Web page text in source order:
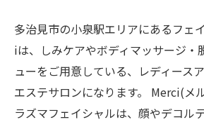
多治見市の小泉駅エリアにあるフェ
iは、しみケアやボディマッサージ・
ューをご用意している、レディース
エステサロンになります。 Merci(メ
ラズマフェイシャルは、顔やデコル